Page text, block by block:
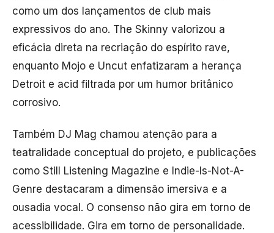
como um dos lançamentos de club mais
expressivos do ano. The Skinny valorizou a
eficácia direta na recriação do espírito rave,
enquanto Mojo e Uncut enfatizaram a herança
Detroit e acid filtrada por um humor britânico
corrosivo.
Também DJ Mag chamou atenção para a
teatralidade conceptual do projeto, e publicações
como Still Listening Magazine e Indie-Is-Not-A-
Genre destacaram a dimensão imersiva e a
ousadia vocal. O consenso não gira em torno de
acessibilidade. Gira em torno de personalidade.